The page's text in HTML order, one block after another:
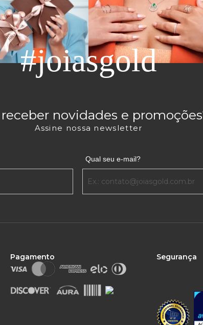
#joiasgold
novidades e
Assine nossa newsletter
Qual seu e-mail?
Pagamento Segurança